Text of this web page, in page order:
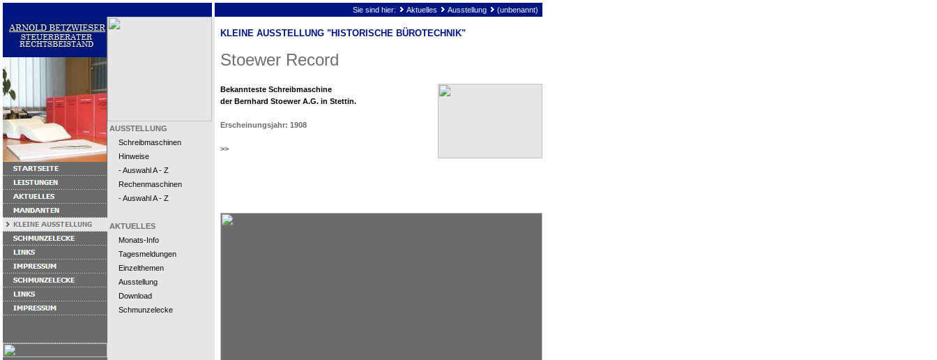
Sie sind hier: Aktuelles Ausstellung (unbenannt)
AUSSTELLUNG
Schreibmaschinen
Hinweise
- Auswahl A - Z
Rechenmaschinen
- Auswahl A - Z
AKTUELLES
Monats-Info
Tagesmeldungen
Einzelthemen
Ausstellung
Download
Schmunzelecke
KLEINE AUSSTELLUNG "HISTORISCHE BÜROTECHNIK"
Stoewer Record
Bekannteste Schreibmaschine
der Bernhard Stoewer A.G. in Stettin.
Erscheinungsjahr: 1908
>>